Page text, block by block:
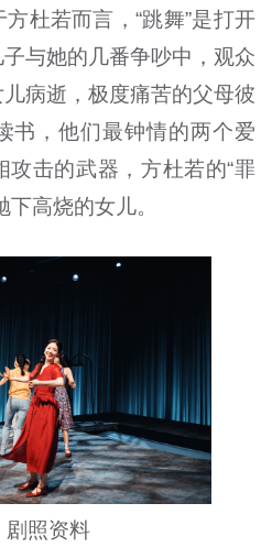
杜若而言，“跳舞”是打开
与她的几番争吵中，观众
病逝，极度痛苦的父母彼
书，他们最钟情的两个爱
击的武器，方杜若的“罪
高烧的女儿。
剧照资料